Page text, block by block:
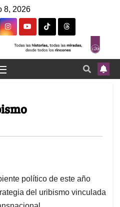
8, 2026
político de este año
del uribismo vinculada